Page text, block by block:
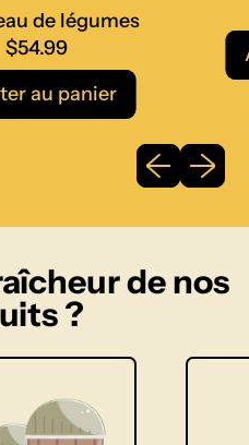
m
e
s
de légumes
au panier
Prix
Diapositive
de nos
?